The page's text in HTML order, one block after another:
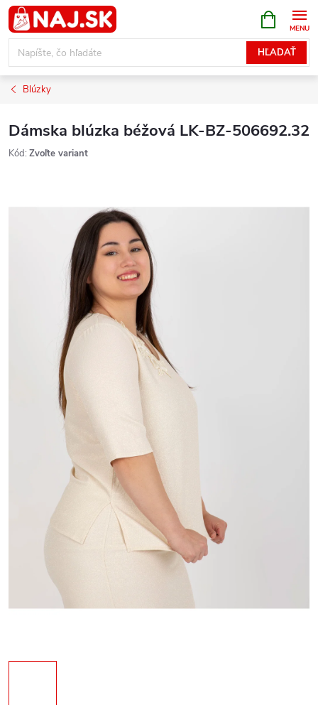
Prejsť
na
obsah
HĽADAŤ
KOŠÍK
Blúzky
Dámska blúzka béžová LK-BZ-506692.32
Kód: Zvoľte variant